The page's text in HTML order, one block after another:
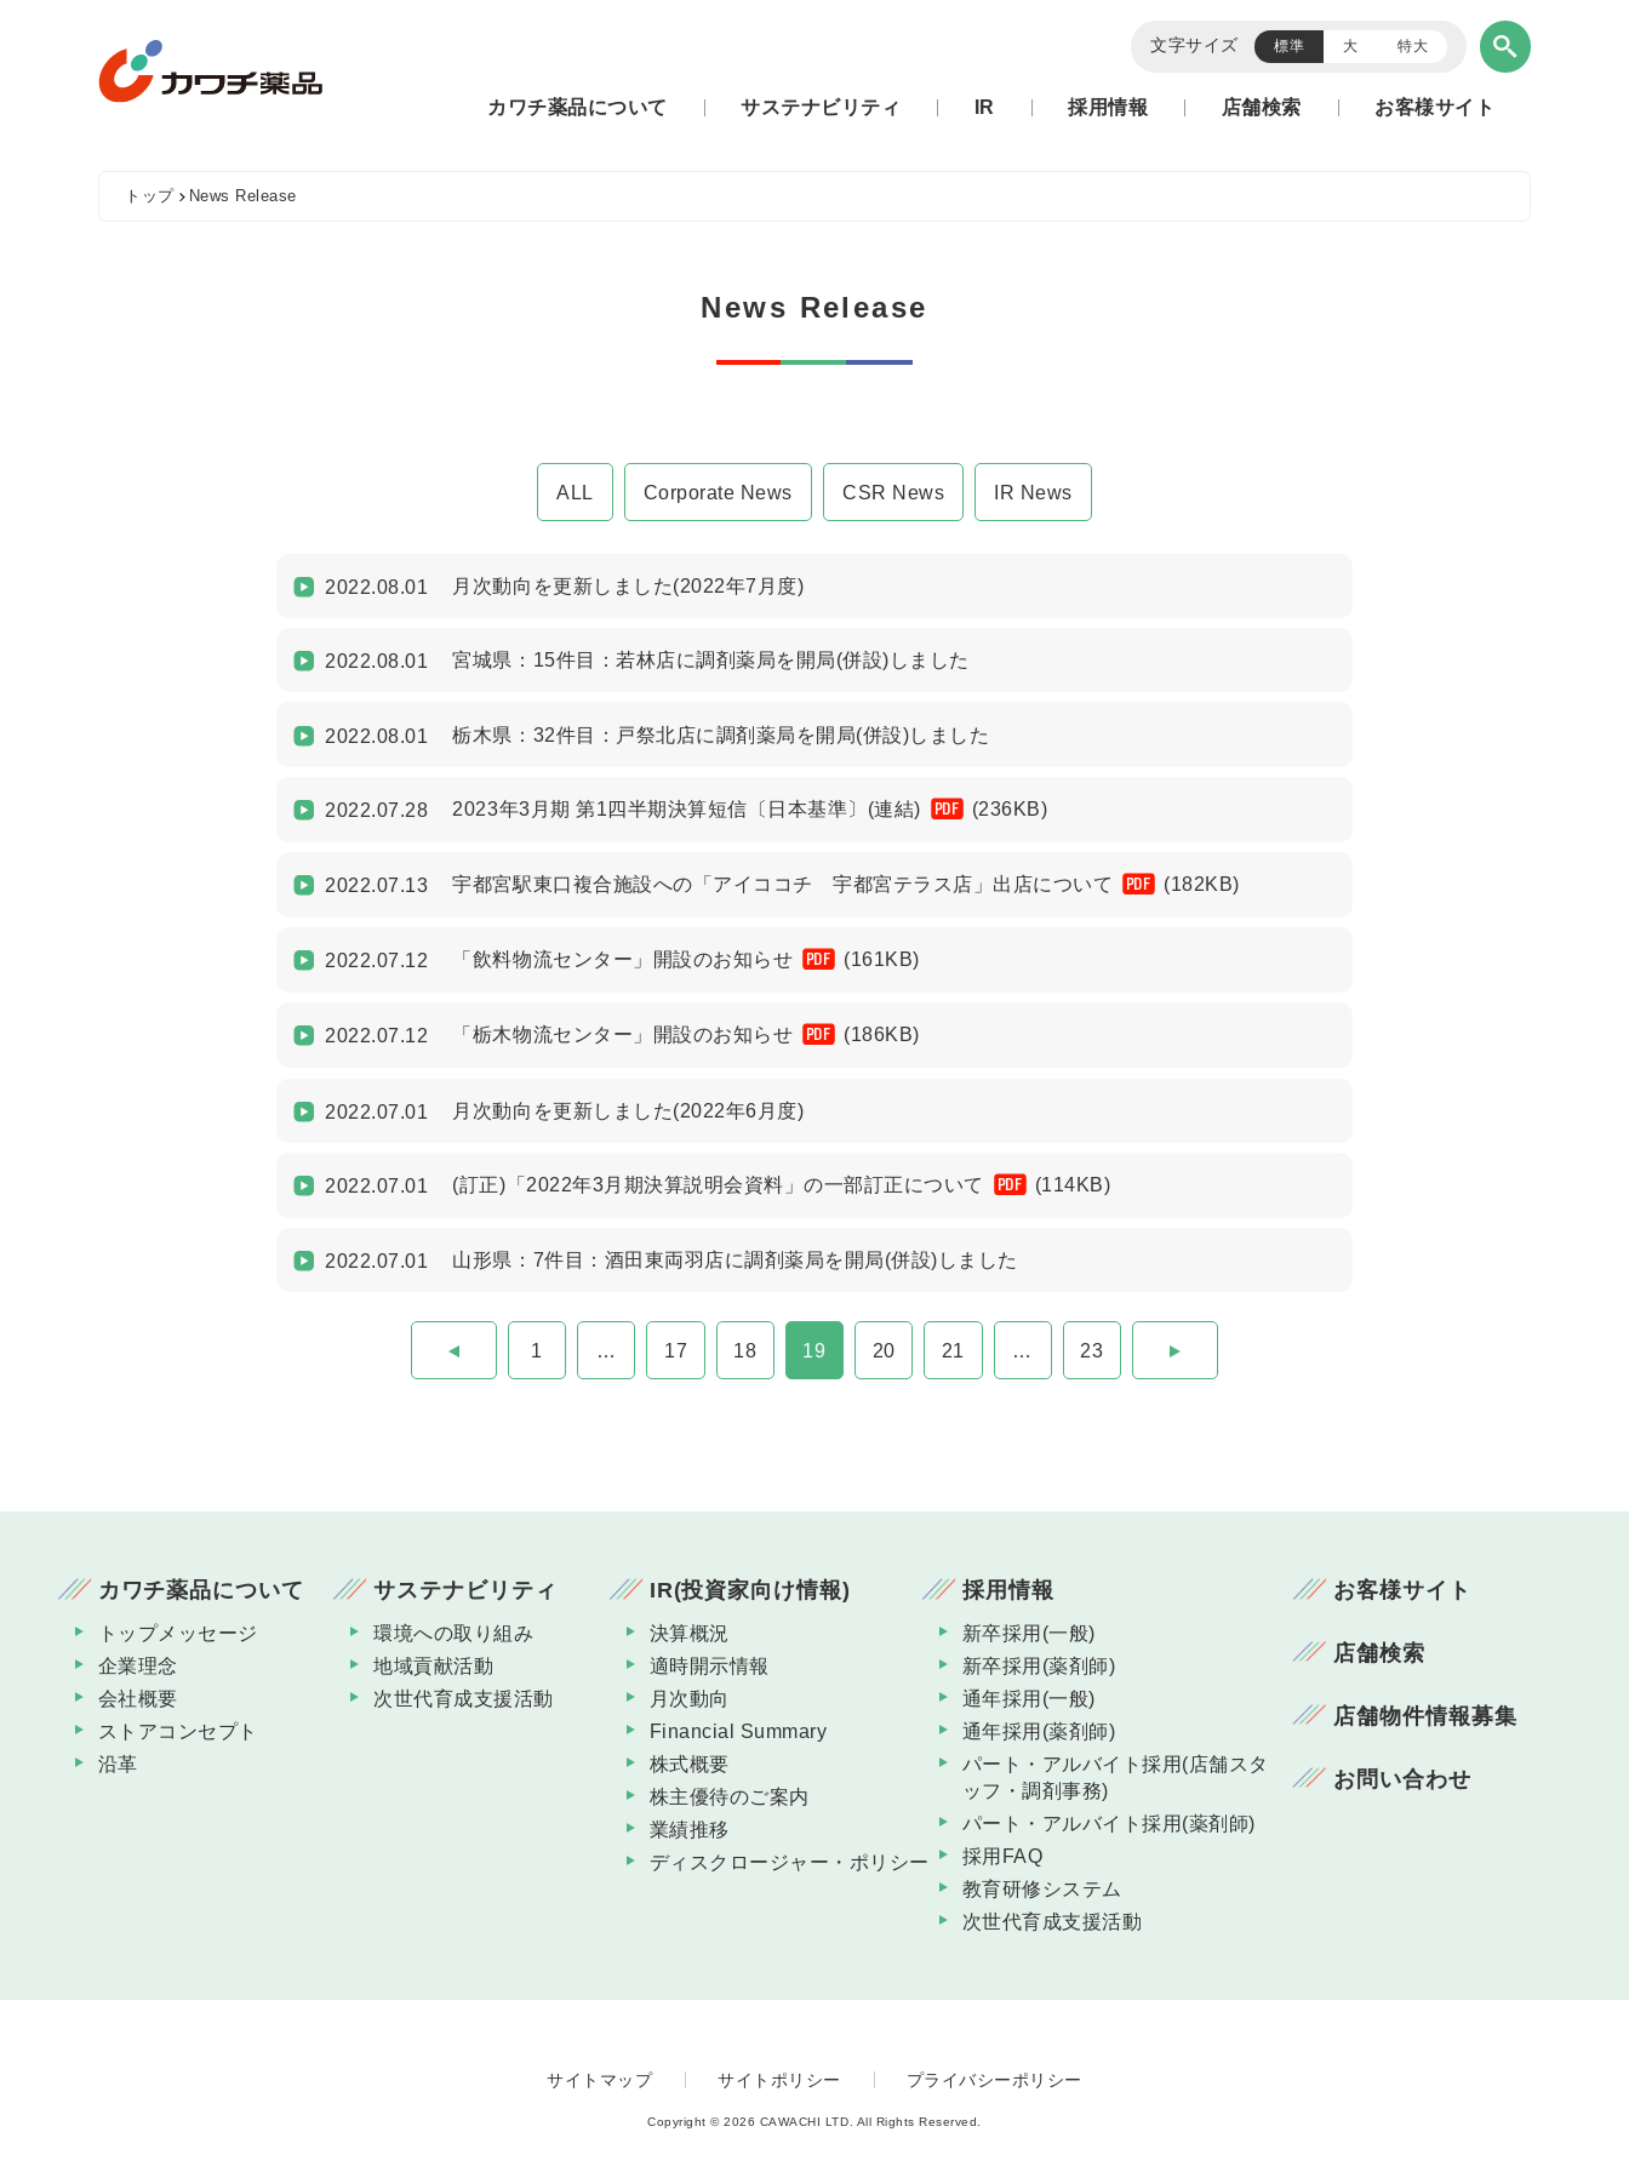
文字サイズ 標準 大 特大
カワチ薬品について サステナビリティ IR 採用情報 店舗検索 お客様サイト
トップ News Release
News Release
ALL Corporate News CSR News IR News
2022.08.01 月次動向を更新しました(2022年7月度)
2022.08.01 宮城県：15件目：若林店に調剤薬局を開局(併設)しました
2022.08.01 栃木県：32件目：戸祭北店に調剤薬局を開局(併設)しました
2022.07.28 2023年3月期 第1四半期決算短信〔日本基準〕(連結) PDF (236KB)
2022.07.13 宇都宮駅東口複合施設への「アイココチ 宇都宮テラス店」出店について PDF (182KB)
2022.07.12 「飲料物流センター」開設のお知らせ PDF (161KB)
2022.07.12 「栃木物流センター」開設のお知らせ PDF (186KB)
2022.07.01 月次動向を更新しました(2022年6月度)
2022.07.01 (訂正)「2022年3月期決算説明会資料」の一部訂正について PDF (114KB)
2022.07.01 山形県：7件目：酒田東両羽店に調剤薬局を開局(併設)しました
1 … 17 18 19 20 21 … 23
カワチ薬品について
トップメッセージ
企業理念
会社概要
ストアコンセプト
沿革
サステナビリティ
環境への取り組み
地域貢献活動
次世代育成支援活動
IR(投資家向け情報)
決算概況
適時開示情報
月次動向
Financial Summary
株式概要
株主優待のご案内
業績推移
ディスクロージャー・ポリシー
採用情報
新卒採用(一般)
新卒採用(薬剤師)
通年採用(一般)
通年採用(薬剤師)
パート・アルバイト採用(店舗スタ
ッフ・調剤事務)
パート・アルバイト採用(薬剤師)
採用FAQ
教育研修システム
次世代育成支援活動
お客様サイト
店舗検索
店舗物件情報募集
お問い合わせ
サイトマップ サイトポリシー プライバシーポリシー
Copyright © 2026 CAWACHI LTD. All Rights Reserved.